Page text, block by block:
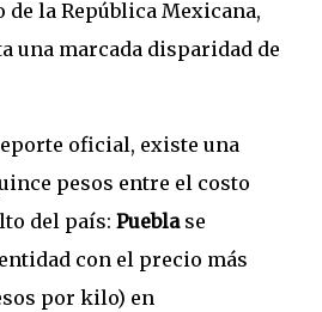
la República Mexicana,
una marcada disparidad de
oficial, existe una
pesos entre el costo
del país: Pueblase
con el precio más
por kilo) en